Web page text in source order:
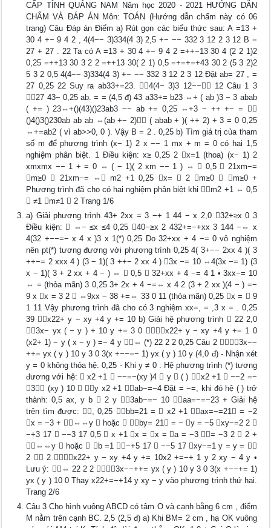
CẤP TỈNH QUẢNG NAM Năm học 2020 - 2021 HƯỚNG DẪN
CHẤM VÀ ĐÁP ÁN Môn: TOÁN (Hướng dẫn chấm này có 06
trang) Câu Đáp án Điểm a) Rút gọn các biểu thức sau: A =13 +
30 4 +− 9 4 2 , 4(4−− 3)334(4 3) 2,5 +− −− 332 3 12 2 3 12 B =
27 + 27 . 22 Ta có A =13 + 30 4 +− 9 4 2 =++−13 30 4 (2 2 1)2
0,25 =++13 30 3 2 2 =++13 30( 2 1) 0,5 =+=+=+43 30 2 (5 3 2)2
5 3 2 0,5 4(4−− 3)334(4 3) +− −− 332 3 12 2 3 12 Đặt ab= 27 , =
27 0,25 22 Suy ra ab33+=23. 4(4− 3)3 12−− 12 Câu 1 3
27 43− 0,25 ab. = = (4,5 đ) 43 a33+= b23 ⇔+ ( ab )3 − 3 abab
( += ) 23⇔+()(43)()23ab3 −− ab += 0,25 ⇔+3 − ++ +− = 
()4()3()230ab ab ab ⇔(ab +− 2) ( abab + )( ++ 2) + 3 = 0 0,25
⇔+=ab2 ( vì ab>>0, 0 ). Vậy B = 2 . 0,25 b) Tìm giá trị của tham
số m để phương trình (x− 1) 2 x −− 1 mx + m = 0 có hai 1,5
nghiệm phân biệt. 1 Điều kiện: x≥ 0,25 2 x=1 (thoa) (x− 1) 2
xmxmx −− 1 + = 0 ⇔ ( − 1)( 2 xm −− 1 ) ⇔  0,5  21xm−=
m≥0  21xm−= ⇔ m2 +1 0,25 x=  2 m≥0  m≥0 +
Phương trình đã cho có hai nghiệm phân biệt khi m2 +1 ⇔ 0,5
 ≠1 m≠1  2 Trang 1/6
a) Giải phương trình 43+ 2xx = 3 −+ 1 44 − x 2,0 32+≥x 0 3
Điều kiện:  ⇔− ≤x ≤4 0,25 40−≥x 2 432+=−+xx 3 144 −⇔ x
4(32 +−−=− x 4 x )3 x 1(*) 0,25 Do 32+xx + 4 −= 0 vô nghiệm
nên pt(*) tương đương với phương trình 0,25 4( 3+−− 2xx 4 )( 3
++−= 2 xxx 4 ) (3 − 1)( 3 ++− 2 xx 4 ) 3x −= 10 ⇔4(3x −= 1) (3
x − 1)( 3 + 2 xx + 4 − ) ⇔  0,5  32+xx + 4 −= 4 1 • 3xx−= 10
⇔ = (thỏa mãn) 3 0,25 3+ 2x + 4 −=⇔ x 4 2 (3 + 2 xx )(4 − ) =−
9 x x = 3 2  ⇔9xx − 38 +=⇔ 33 0 11 (thỏa mãn) 0,25 x =  9
1 11 Vậy phương trình đã cho có 3 nghiệm xx=, = ,3 x = . 0,25
39 x22+ y − xy +4 y += 10 b) Giải hệ phương trình  22 2,0
3x− yx ( − y ) + 10 y += 3 0 x22+ y − xy +4 y += 1 0
(x2+ 1) − y ( x − y ) =− 4 y ⇔ (*) 22 2 2 0,25 Câu 2 3x−−
++= yx ( y ) 10 y 3 0 3(x +−−=− 1) yx ( y ) 10 y (4,0 đ) - Nhận xét
y = 0 không thỏa hệ. 0,25 - Khi y ≠ 0 : Hệ phương trình (*) tương
đương với hệ:  x2 +1  −−=−(xy )4  y  ( ) x2 +1  −−2 =−
3 (xy ) 10  y x2 +1 ab−=−4 Đặt = −=, khi đó hệ ( ) trở
thành: 0,5 ax, y b  2 y 3ab−=− 10 aa=−=−23 + Giải hệ
trên tìm được: , 0,25 bb=21 =  x2 +1 ax=−=21 = −2
x = −3 + ⇔⇔y  hoặc  by= 21 = − y = −5 xy−=2 2 
−+3 17  −−3 17 0,5  x +1 x = x = a = −3 = −3 2  2 +
⇔⇔y  hoặc  b =1 −+5 17  −−5 17 xy−=1 y = y = 
2  2 x22+ y − xy +4 y += 10x2 +=−+ 1 y 2 xy − 4 y •
Lưu ý: ⇔ 22 2 2 3x−−++= yx ( y ) 10 y 3 0 3(x +−−+= 1)
yx ( y ) 10 0 Thay x22+=−+14 y xy − y vào phương trình thứ hai.
Trang 2/6
Câu 3 Cho hình vuông ABCD có tâm O và cạnh bằng 6 cm , điểm
M nằm trên cạnh BC. 2,5 (2,5 đ) a) Khi BM= 2 cm , hạ OK vuông